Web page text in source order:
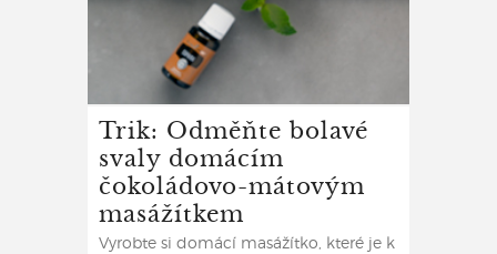
Trik: Odměňte bolavé
svaly domácím
čokoládovo-mátovým
masážítkem
Vyrobte si domácí masážítko, které je k